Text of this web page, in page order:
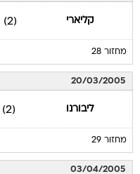
קליארי (2)
מחזור 28
20/03/2005
ליבורנו (2)
מחזור 29
03/04/2005